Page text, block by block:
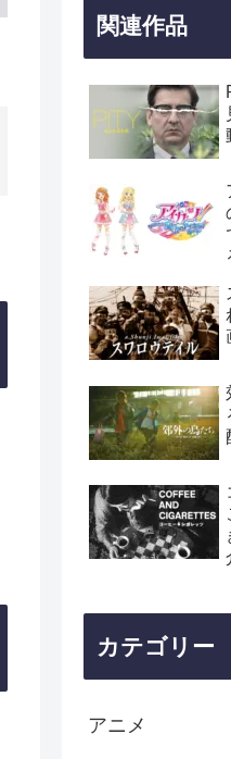
関連作品
カテゴリー
アニメ